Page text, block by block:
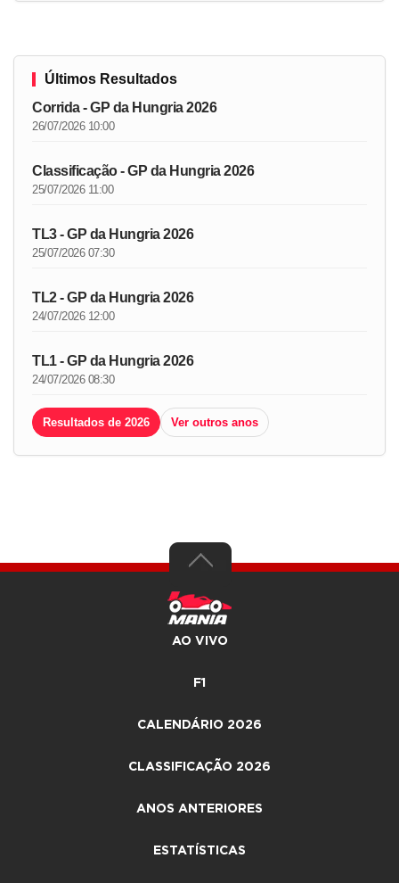
Últimos Resultados
Corrida - GP da Hungria 2026
26/07/2026 10:00
Classificação - GP da Hungria 2026
25/07/2026 11:00
TL3 - GP da Hungria 2026
25/07/2026 07:30
TL2 - GP da Hungria 2026
24/07/2026 12:00
TL1 - GP da Hungria 2026
24/07/2026 08:30
Resultados de 2026 Ver outros anos
AO VIVO
F1
CALENDÁRIO 2026
CLASSIFICAÇÃO 2026
ANOS ANTERIORES
ESTATÍSTICAS